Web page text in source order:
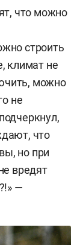
что можно
строить
климат не
можно
не
что
но при
вредят
—